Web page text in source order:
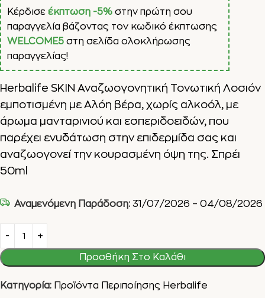
Κέρδισε έκπτωση -5% στην πρώτη σου
παραγγελία βάζοντας τον κωδικό έκπτωσης
WELCOME5 στη σελίδα ολοκλήρωσης
παραγγελίας!
Herbalife SKIN Αναζωογονητική Τονωτική Λοσιόν
εμποτισμένη με Αλόη βέρα, χωρίς αλκοόλ, με
άρωμα μανταρινιού και εσπεριδοειδών, που
παρέχει ενυδάτωση στην επιδερμίδα σας και
αναζωογονεί την κουρασμένη όψη της. Σπρέι
50ml
Αναμενόμενη Παράδοση: 31/07/2026 – 04/08/2026
Προσθήκη Στο Καλάθι
Κατηγορία: Προϊόντα Περιποίησης Herbalife